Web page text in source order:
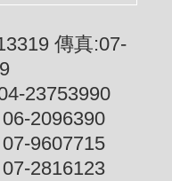
傳真:07-
23753990
2096390
9607715
2816123